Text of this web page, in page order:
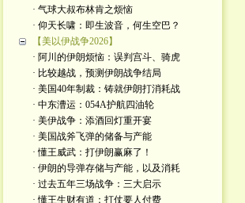
· 气球大叔布林肯之烦恼
· 仰天长啸：即生波音，何生空巴？
【美以伊战争2026】
· 阿川的伊朗烦恼：误判宫斗、骑虎
· 比较越战，预测伊朗战争结局
· 美国40年制裁：铸就伊朗打消耗战
· 中东漕运：054A护航四油轮
· 美伊战争：添酒回灯重开宴
· 美国战斧飞弹的储备与产能
· 懂王威武：打伊朗赢麻了！
· 伊朗的导弹存储与产能，以及消耗
· 过去五年三场战争：三大启示
· 懂王生财有道：打仗要人付费